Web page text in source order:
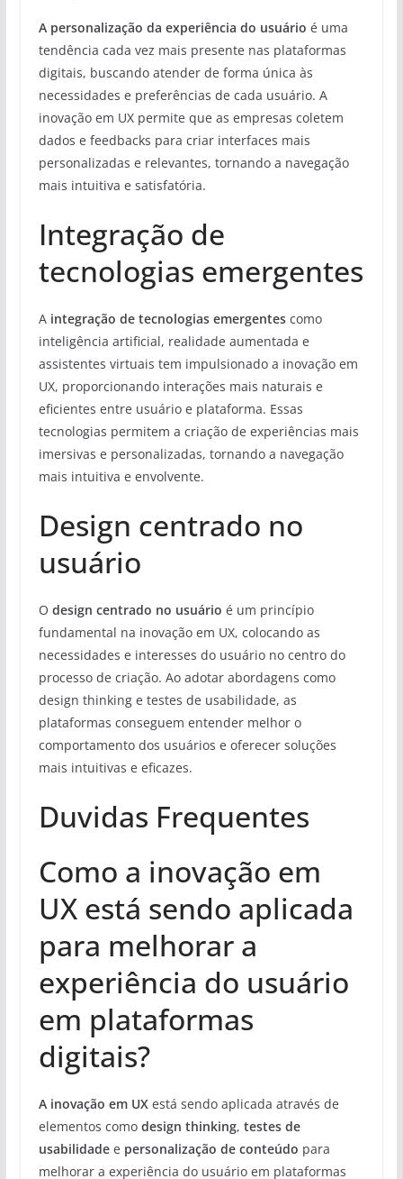
A personalização da experiência do usuário é uma
tendência cada vez mais presente nas plataformas
digitais, buscando atender de forma única às
necessidades e preferências de cada usuário. A
inovação em UX permite que as empresas coletem
dados e feedbacks para criar interfaces mais
personalizadas e relevantes, tornando a navegação
mais intuitiva e satisfatória.
Integração de
tecnologias emergentes
A integração de tecnologias emergentescomo
inteligência artificial, realidade aumentada e
assistentes virtuais tem impulsionado a inovação em
UX, proporcionando interações mais naturais e
eficientes entre usuário e plataforma. Essas
tecnologias permitem a criação de experiências mais
imersivas e personalizadas, tornando a navegação
mais intuitiva e envolvente.
Design centrado no
usuário
O design centrado no usuário é um princípio
fundamental na inovação em UX, colocando as
necessidades e interesses do usuário no centro do
processo de criação. Ao adotar abordagens como
design thinking e testes de usabilidade, as
plataformas conseguem entender melhor o
comportamento dos usuários e oferecer soluções
mais intuitivas e eficazes.
Duvidas Frequentes
Como a inovação em
UX está sendo aplicada
para melhorar a
experiência do usuário
em plataformas
digitais?
A inovação em UXestá sendo aplicada através de
elementos como design thinking, testes de
usabilidadee personalização de conteúdo para
melhorar a experiência do usuário em plataformas